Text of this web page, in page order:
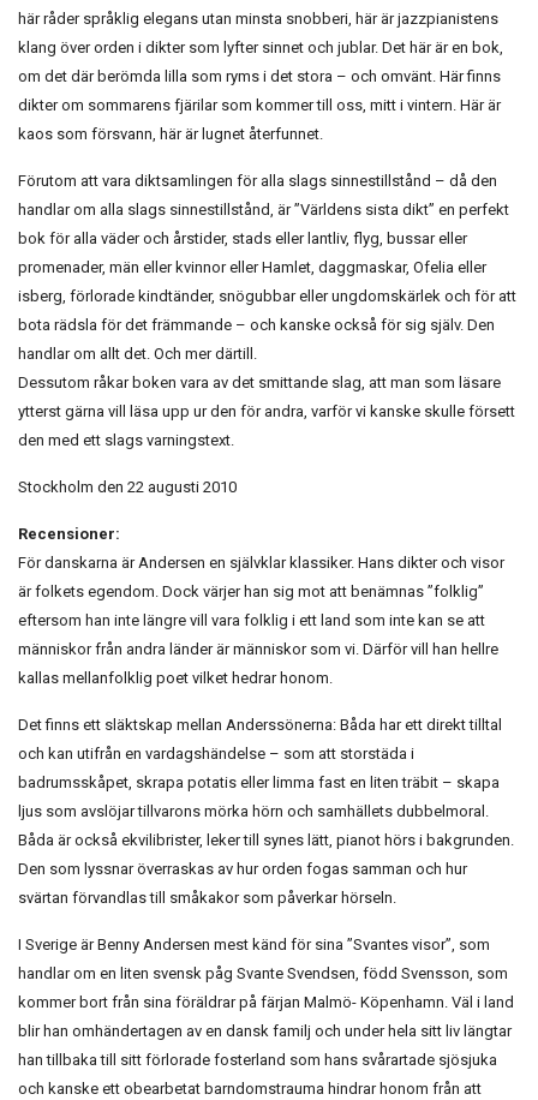
här råder språklig elegans utan minsta snobberi, här är jazzpianistens
klang över orden i dikter som lyfter sinnet och jublar. Det här är en bok,
om det där berömda lilla som ryms i det stora – och omvänt. Här finns
dikter om sommarens fjärilar som kommer till oss, mitt i vintern. Här är
kaos som försvann, här är lugnet återfunnet.
Förutom att vara diktsamlingen för alla slags sinnestillstånd – då den
handlar om alla slags sinnestillstånd, är ”Världens sista dikt” en perfekt
bok för alla väder och årstider, stads eller lantliv, flyg, bussar eller
promenader, män eller kvinnor eller Hamlet, daggmaskar, Ofelia eller
isberg, förlorade kindtänder, snögubbar eller ungdomskärlek och för att
bota rädsla för det främmande – och kanske också för sig själv. Den
handlar om allt det. Och mer därtill.
Dessutom råkar boken vara av det smittande slag, att man som läsare
ytterst gärna vill läsa upp ur den för andra, varför vi kanske skulle försett
den med ett slags varningstext.
Stockholm den 22 augusti 2010
Recensioner:
För danskarna är Andersen en självklar klassiker. Hans dikter och visor
är folkets egendom. Dock värjer han sig mot att benämnas ”folklig”
eftersom han inte längre vill vara folklig i ett land som inte kan se att
människor från andra länder är människor som vi. Därför vill han hellre
kallas mellanfolklig poet vilket hedrar honom.
Det finns ett släktskap mellan Anderssönerna: Båda har ett direkt tilltal
och kan utifrån en vardagshändelse – som att storstäda i
badrumsskåpet, skrapa potatis eller limma fast en liten träbit – skapa
ljus som avslöjar tillvarons mörka hörn och samhällets dubbelmoral.
Båda är också ekvilibrister, leker till synes lätt, pianot hörs i bakgrunden.
Den som lyssnar överraskas av hur orden fogas samman och hur
svärtan förvandlas till småkakor som påverkar hörseln.
I Sverige är Benny Andersen mest känd för sina ”Svantes visor”, som
handlar om en liten svensk påg Svante Svendsen, född Svensson, som
kommer bort från sina föräldrar på färjan Malmö- Köpenhamn. Väl i land
blir han omhändertagen av en dansk familj och under hela sitt liv längtar
han tillbaka till sitt förlorade fosterland som hans svårartade sjösjuka
och kanske ett obearbetat barndomstrauma hindrar honom från att